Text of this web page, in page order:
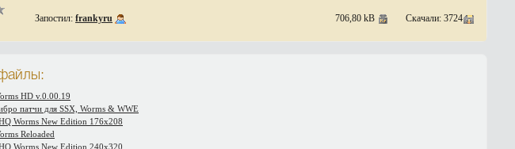
Запостил: frankyru 706,80 kB Скачали: 3724
HD v.0.00.19
патчи для SSX, Worms & WWE
Worms New Edition 176x208
Reloaded
Worms New Edition 240x320